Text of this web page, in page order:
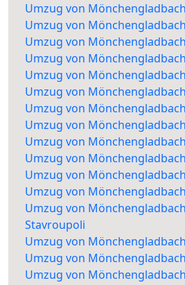
Umzug von
Umzug von
Umzug von
Umzug von
Umzug von
Umzug von
Umzug von
Umzug von
Umzug von
Umzug von
Umzug von
Umzug von
Umzug von
Stavroupoli
Umzug von
Umzug von
Umzug von